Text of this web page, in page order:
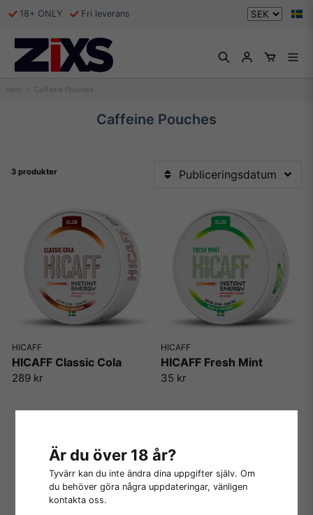
18+ ONLY Fri leverans
Hem Caffeine Pouches
Caffeine Pouches
3 produkter Publiceringsdatum
HICAFF
HICAFF Classic Cola
289 kr
HICAFF
HICAFF Fresh Mint
35 kr
Är du över 18 år?
Tyvärr kan du inte ändra dina uppgifter själv. Om
du behöver göra några uppdateringar, vänligen
kontakta oss.